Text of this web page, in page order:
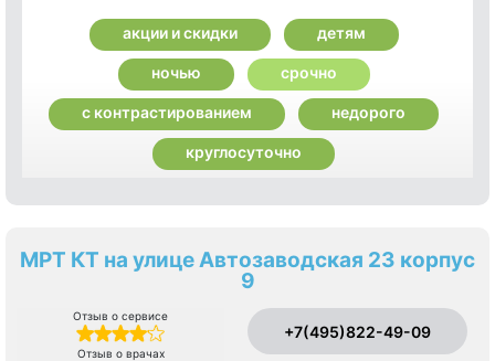
акции и скидки детям
ночью срочно
с контрастированием недорого
круглосуточно
МРТ КТ на улице Автозаводская 23 корпус
9
Отзыв о сервисе
Отзыв о врачах
+7(495)822-49-09